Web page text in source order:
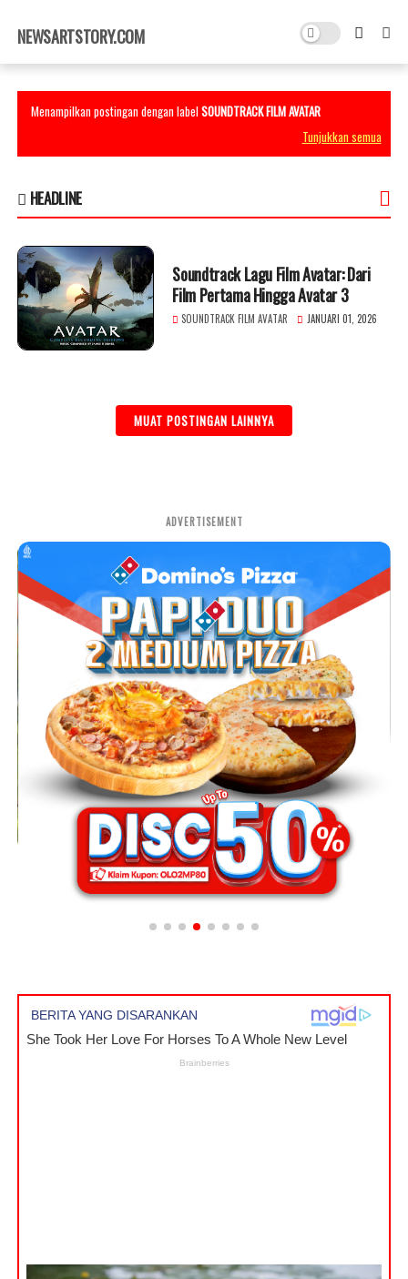
×
NEWSARTSTORY.COM
Menampilkan postingan dengan labelSOUNDTRACK FILM AVATAR
Tunjukkan semua
HEADLINE
Soundtrack Lagu Film Avatar: Dari
Film Pertama Hingga Avatar 3
SOUNDTRACK FILM AVATAR JANUARI 01, 2026
MUAT POSTINGAN LAINNYA
ADVERTISEMENT